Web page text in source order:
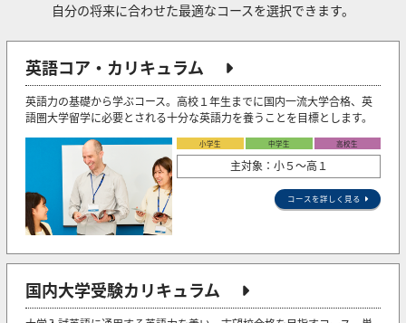
自分の将来に合わせた最適なコースを選択できます。
英語コア・カリキュラム
英語力の基礎から学ぶコース。高校１年生までに国内一流大学合格、英
語圏大学留学に必要とされる十分な英語力を養うことを目標とします。
小学生 中学生 高校生
主対象：小５〜高１
コースを詳しく見る
国内大学受験カリキュラム